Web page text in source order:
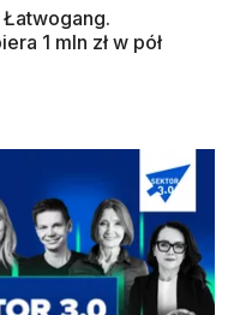
1 mln zł w pół